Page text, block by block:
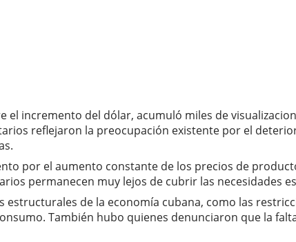
el incremento del dólar, acumuló miles de
reflejaron la preocupación existente por el
por el aumento constante de los precios de
permanecen muy lejos de cubrir las necesidades
de la economía cubana, como las
También hubo quienes denunciaron que la